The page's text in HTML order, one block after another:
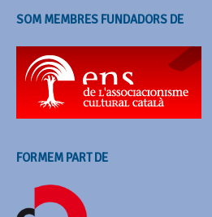
SOM MEMBRES FUNDADORS DE
FORMEM PART DE